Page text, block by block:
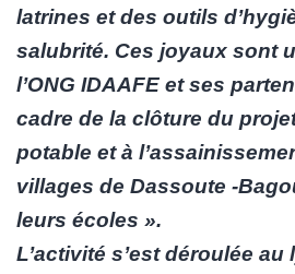
latrines et des outils
salubrité. Ces joyaux sont
l’ONG IDAAFE et ses
cadre de la clôture du
potable et à
villages de Dassoute -
leurs écoles ».
L’activité s’est déroulée au